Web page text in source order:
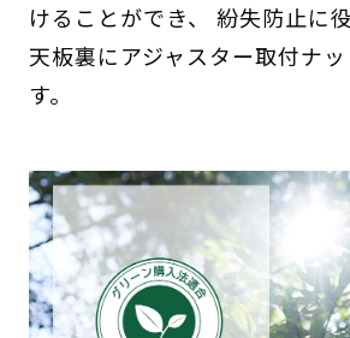
けることができ、 紛失防止に
天板裏にアジャスター取付ナ
す。